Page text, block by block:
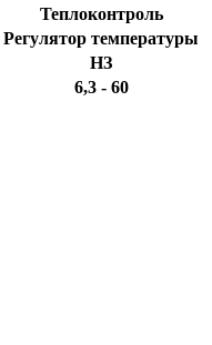
Теплоконтроль
Регулятор температуры
НЗ
6,3 - 60